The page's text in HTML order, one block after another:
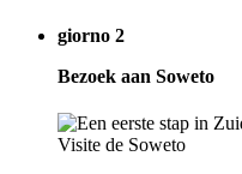
giorno 2
Bezoek aan Soweto